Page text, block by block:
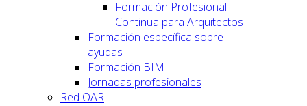
Formación Profesional
Continua para Arquitectos
Formación específica sobre
ayudas
Formación BIM
Jornadas profesionales
Red OAR